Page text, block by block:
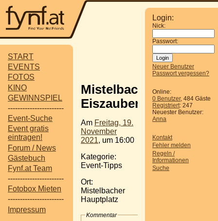
START
EVENTS
FOTOS
KINO
GEWINNSPIEL
-----------------------
Event-Suche
Event gratis
eintragen!
Forum / News
Gästebuch
Fynf.at Team
-----------------------
Fotobox Mieten
-----------------------
Impressum
Login:
Nick:
Passwort:
Neuer Benutzer
Passwort vergessen?
Online:
0 Benutzer, 484 Gäste
Registriert: 247
Neuester Benutzer:
Anna
Kontakt
Fehler melden
Regeln /
Informationen
Suche
Mistelbacher
Eiszauber
Am Freitag, 19.
November
2021, um 16:00
Kategorie:
Event-Tipps
Ort:
Mistelbacher
Hauptplatz
Kommentar